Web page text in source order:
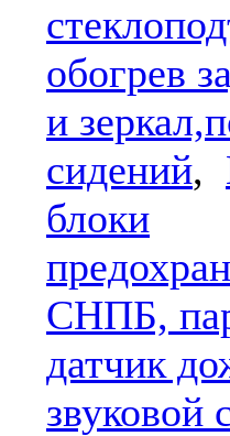
обогрев
и
сидений,
блоки
СНПБ,
датчик
звуковой